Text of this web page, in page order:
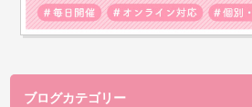
ブログカテゴリー